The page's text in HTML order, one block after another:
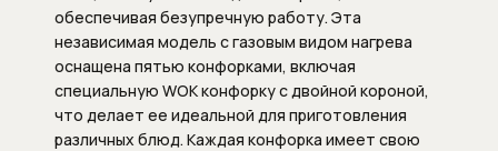
Подключение для душевого шланга
Ручные души
Скрытые части душевых систем
обеспечивая безупречную работу. Эта
независимая модель с газовым видом нагрева
оснащена пятью конфорками, включая
специальную WOK конфорку с двойной короной,
что делает ее идеальной для приготовления
различных блюд. Каждая конфорка имеет свою